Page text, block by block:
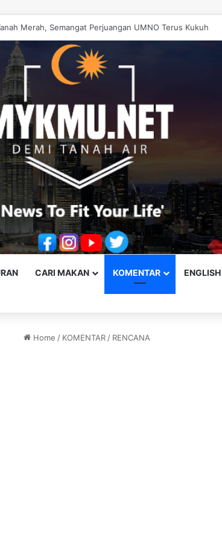
‘Berwayang’ Perlu Diperbetulkan – Onn Hafiz
CARI MAKAN KOMENTAR
Home / KOMENTAR / RENCANA